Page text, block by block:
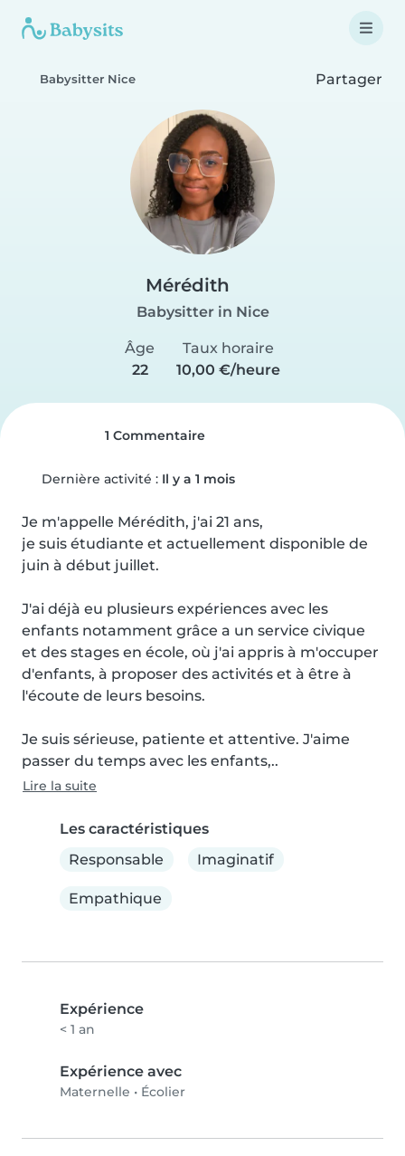
Babysitter Nice Partager
Mérédith
Babysitter in Nice
Âge
22
Taux horaire
10,00 €/heure
1 Commentaire
Dernière activité : Il y a 1 mois
Je m'appelle Mérédith, j'ai 21 ans,
je suis étudiante et actuellement disponible de
juin à début juillet.
J'ai déjà eu plusieurs expériences avec les
enfants notamment grâce a un service civique
et des stages en école, où j'ai appris à m'occuper
d'enfants, à proposer des activités et à être à
l'écoute de leurs besoins.
Je suis sérieuse, patiente et attentive. J'aime
passer du temps avec les enfants,..
Lire la suite
Les caractéristiques
Responsable
Imaginatif
Empathique
Expérience
< 1 an
Expérience avec
Maternelle • Écolier